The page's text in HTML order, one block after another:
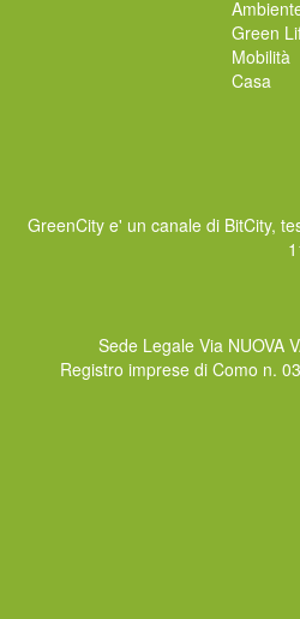
Green
Mobilità
Casa
GreenCity e' un canale di BitCity,
Sede Legale Via NUOVA
Registro imprese di Como n.